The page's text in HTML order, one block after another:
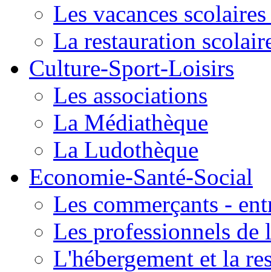
Les vacances
La restauration
Culture-Sport-Loisirs
Les associations
La Médiathèque
La Ludothèque
Economie-Santé-Social
Les commerçants -
Les professionnels de
L'hébergement et la